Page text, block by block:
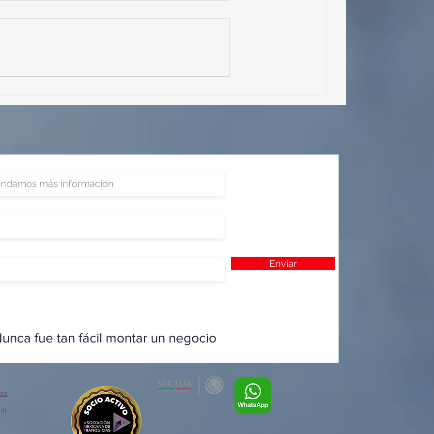
Zoom
organizada por Nefertari
Enviar
fue tan fácil montar un negocio